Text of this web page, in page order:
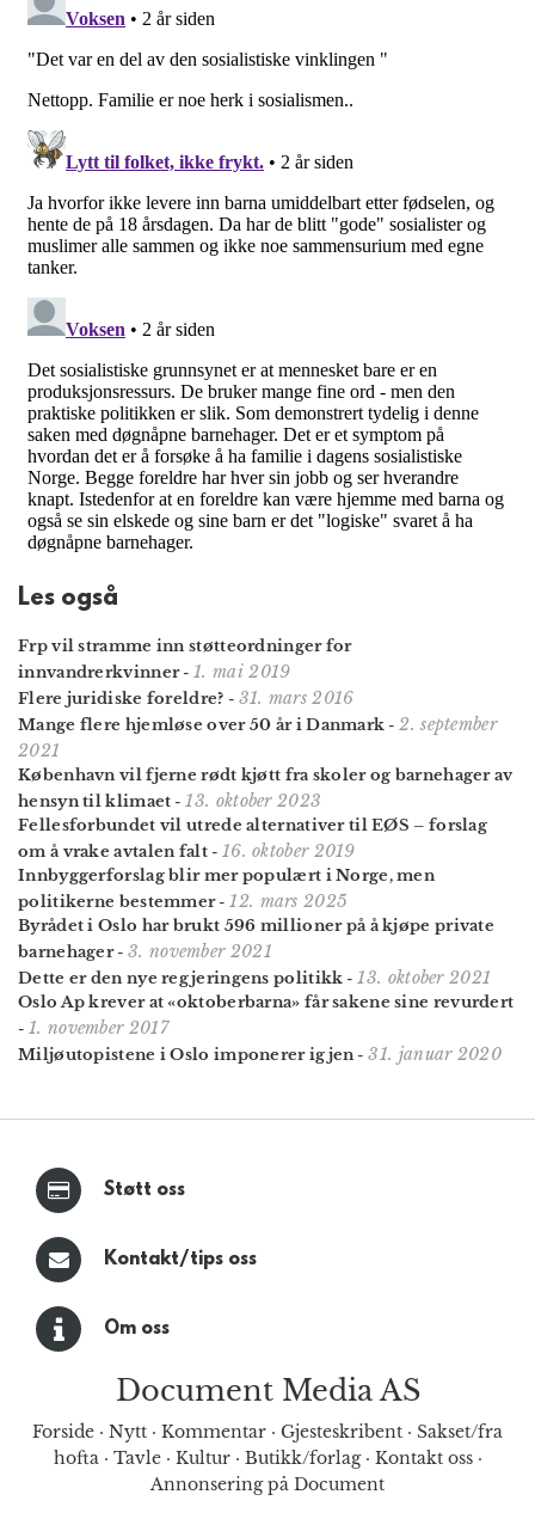
Les også
Frp vil stramme inn støtteordninger for
innvandrerkvinner-1. mai 2019
Flere juridiske foreldre? - 31. mars 2016
Mange flere hjemløse over 50 år i Danmark -2. september
2021
København vil fjerne rødt kjøtt fra skoler og barnehager av
hensyn til klimaet -13. oktober 2023
Fellesforbundet vil utrede alternativer til EØS – forslag
om å vrake avtalen falt- 16. oktober 2019
Innbyggerforslag blir mer populært i Norge, men
politikerne bestemmer-12. mars 2025
Byrådet i Oslo har brukt 596 millioner på å kjøpe private
barnehager-3. november 2021
Dette er den nye regjeringens politikk -13. oktober 2021
Oslo Ap krever at «oktoberbarna» får sakene sine revurdert
- 1. november 2017
Miljøutopistene i Oslo imponerer igjen-31. januar 2020
Støtt oss
Kontakt/tips oss
Om oss
Document Media AS
Forside · Nytt · Kommentar · Gjesteskribent · Sakset/fra
hofta · Tavle· Kultur· Butikk/forlag· Kontakt oss·
Annonsering på Document